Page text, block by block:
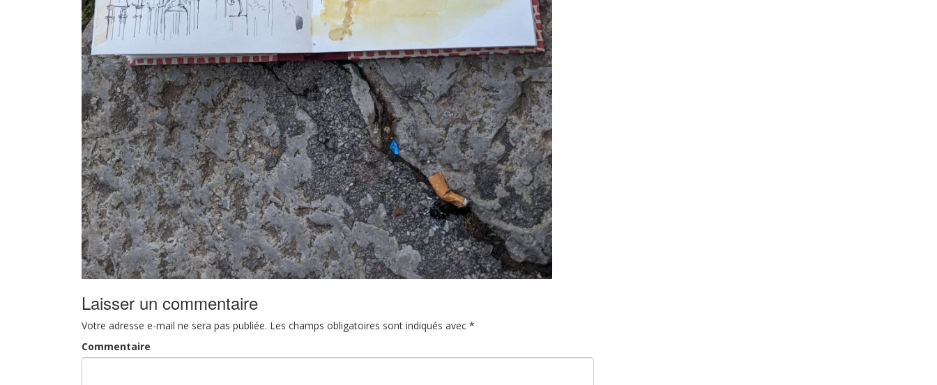
Laisser un commentaire
Votre adresse e-mail ne sera pas publiée. Les champs obligatoires sont indiqués avec *
Commentaire